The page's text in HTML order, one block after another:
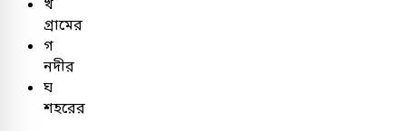
খ
গ্রামের
গ
নদীর
ঘ
শহরের